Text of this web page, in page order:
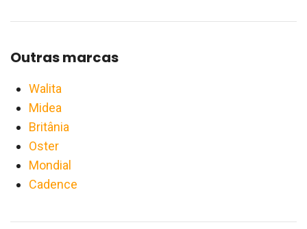
Outras marcas
Walita
Midea
Britânia
Oster
Mondial
Cadence